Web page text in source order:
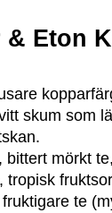
& Eton
skum som
bittert mörkt
tropisk
te